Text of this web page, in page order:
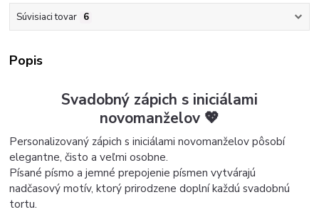
Súvisiaci tovar 6
Popis
Svadobný zápich s iniciálami
novomanželov 💖
Personalizovaný zápich s iniciálami novomanželov pôsobí
elegantne, čisto a veľmi osobne.
Písané písmo a jemné prepojenie písmen vytvárajú
nadčasový motív, ktorý prirodzene doplní každú svadobnú
tortu.